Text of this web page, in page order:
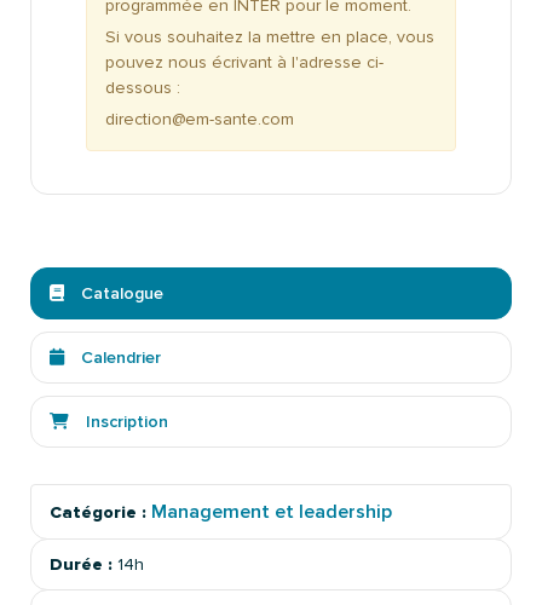
programmée en INTER pour le moment.
Si vous souhaitez la mettre en place, vous
pouvez nous écrivant à l'adresse ci-
dessous :
direction@em-sante.com
Catalogue
Calendrier
Inscription
Catégorie : Management et leadership
Durée : 14h